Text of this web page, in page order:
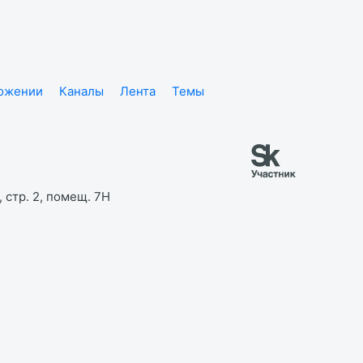
Каналы Лента
Темы
стр. 2, помещ. 7Н